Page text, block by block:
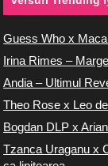
Guess Who x
Irina Rimes –
Andia – Ultimul
Theo Rose x Leo
Bogdan DLP x
Tzanca Uraganu x